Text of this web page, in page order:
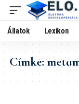
Állatok Lexikon
Címke: